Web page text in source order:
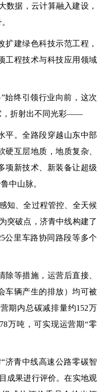
数据，云计算融入建设，
建绿色科技示范工程，
工程技术与科技应用领域
终引领行业向前，这次
，折射出不同光彩——
。全路段穿越山东中部
硬互层地质，地质复杂、
项新技术、新装备让超级
中山脉。
、全过程管控、全天候
突破点，济青中线构建了
公里车路协同路段等多个
等措施，运营后直接、
车辆产生的排放）均可被
期内总碳减排量约152万
万吨，可实现运营期“零
青中线高速公路零碳智
成果进行评价。在实地观